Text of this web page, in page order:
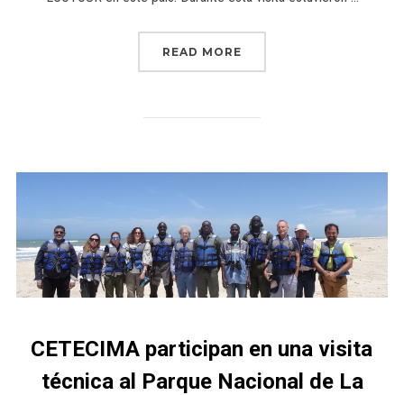
READ MORE
CETECIMA participan en una visita
técnica al Parque Nacional de La